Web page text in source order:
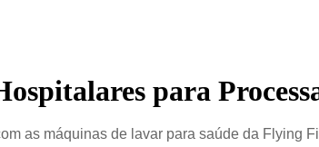
para
as máquinas de lavar para saúde da Flying